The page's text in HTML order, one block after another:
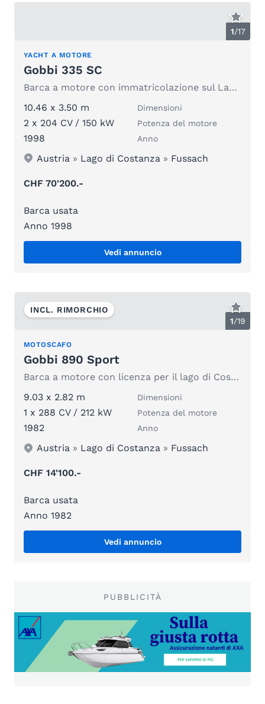
1/17
YACHT A MOTORE
Gobbi 335 SC
Barca a motore con immatricolazione sul Lago di Costanza, posto barca!
10.46 x 3.50 m
Dimensioni
2 x 204 CV / 150 kW Potenza del motore
1998 Anno
Austria » Lago di Costanza » Fussach
CHF 70'200.-
Barca usata
Anno 1998
Vedi annuncio
1/19
INCL. RIMORCHIO
MOTOSCAFO
Gobbi 890 Sport
Barca a motore con licenza per il lago di Costanza
9.03 x 2.82 m
Dimensioni
1 x 288 CV / 212 kW Potenza del motore
1982 Anno
Austria » Lago di Costanza » Fussach
CHF 14'100.-
Barca usata
Anno 1982
Vedi annuncio
PUBBLICITÀ